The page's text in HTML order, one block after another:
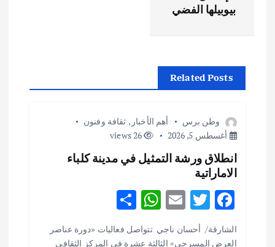
م
ق
ت
بيوبيلها الفضي
Related Posts
وطن برس أهم الأخبار , ثقافة وفنون
أغسطس 5, 2026
26 views
انطلاق ورشة التمثيل في مدينة كلباء
الاماراتية
F
ac
e
T
w
it
E
ai
W
h
at
h
ar
الشارقة/ أحسان ناجي تتواصل فعاليات «دورة عناصر
العرض المسرحي» الثالثة عشرة في المركز الثقافي